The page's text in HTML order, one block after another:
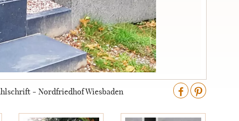
- Nordfriedhof Wiesbaden